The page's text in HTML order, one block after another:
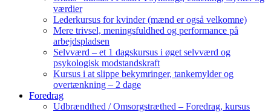
værdier
Lederkursus for kvinder (mænd er også velkomne)
Mere trivsel, meningsfuldhed og performance på
arbejdspladsen
Selvværd – et 1 dagskursus i øget selvværd og
psykologisk modstandskraft
Kursus i at slippe bekymringer, tankemylder og
overtænkning – 2 dage
Foredrag
Udbrændthed / Omsorgstræthed – Foredrag, kursus